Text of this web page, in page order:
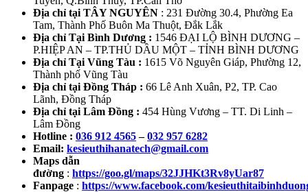
Địa chỉ tại TÂY NGUYÊN : 231 Đường 30.4, Phường Ea
Tam, Thành Phố Buôn Ma Thuột, Đắk Lắk
Địa chỉ Tại Bình Dương : 1546 ĐẠI LỘ BÌNH DƯƠNG –
P.HIỆP AN – TP.THỦ DẦU MỘT – TỈNH BÌNH DƯƠNG
Địa chỉ Tại Vũng Tàu : 1615 Võ Nguyên Giáp, Phường 12,
Thành phố Vũng Tàu
Địa chỉ tại Đồng Tháp : 66 Lê Anh Xuân, P2, TP. Cao
Lãnh, Đồng Tháp
Địa chỉ tại Lâm Đồng : 454 Hùng Vương – TT. Di Linh –
Lâm Đồng
Hotline : 036 912 4565–032 957 6282
Email: kesieuthihanatech@gmail.com
Maps dẫn
đường : https://goo.gl/maps/32JJHKt3Rv8yUar87
Fanpage : https://www.facebook.com/